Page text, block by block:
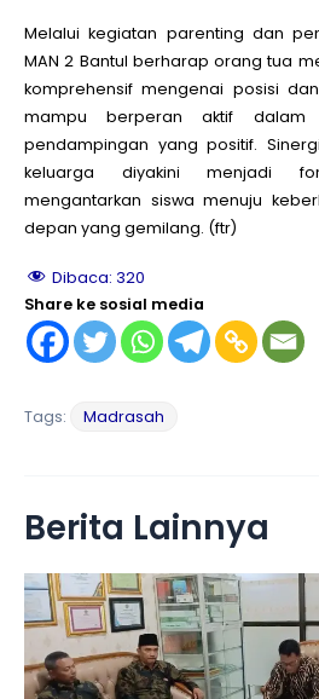
Melalui kegiatan parenting dan
MAN 2 Bantul berharap orang tua
komprehensif mengenai posisi
mampu berperan aktif dalam
pendampingan yang positif.
keluarga diyakini menjadi
mengantarkan siswa menuju
depan yang gemilang. (ftr)
Dibaca: 320
Share ke sosial media
Tags: Madrasah
Berita Lainnya